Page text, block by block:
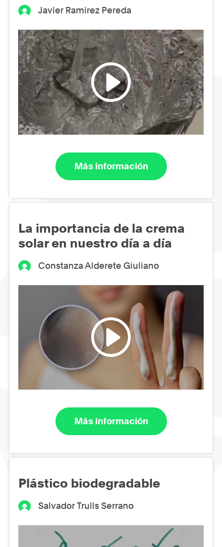
Javier Ramirez Pereda
Más información
La importancia de la crema
solar en nuestro día a día
Constanza Alderete Giuliano
Más información
Plástico biodegradable
Salvador Trulls Serrano